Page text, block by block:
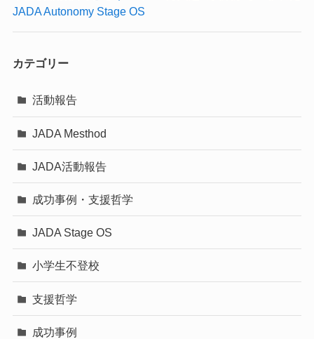
JADA Autonomy Stage OS
カテゴリー
活動報告
JADA Mesthod
JADA活動報告
成功事例・支援哲学
JADA Stage OS
小学生不登校
支援哲学
成功事例